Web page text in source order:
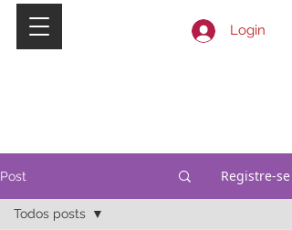
Login
Post Registre-se
Todos posts